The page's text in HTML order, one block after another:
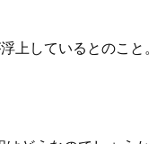
上しているとのこと。